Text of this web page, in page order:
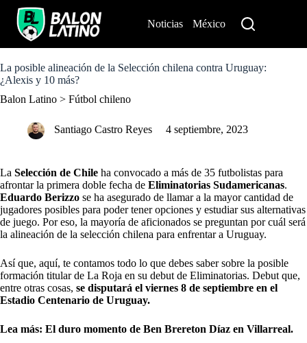
o
c
n
Noticias México
La posible alineación de la Selección chilena contra Uruguay:
¿Alexis y 10 más?
Balon Latino > Fútbol chileno
Santiago Castro Reyes 4 septiembre, 2023
La Selección de Chile ha convocado a más de 35 futbolistas para
afrontar la primera doble fecha de Eliminatorias Sudamericanas.
Eduardo Berizzo se ha asegurado de llamar a la mayor cantidad de
jugadores posibles para poder tener opciones y estudiar sus alternativas
de juego. Por eso, la mayoría de aficionados se preguntan por cuál será
la alineación de la selección chilena para enfrentar a Uruguay.
Así que, aquí, te contamos todo lo que debes saber sobre la posible
formación titular de La Roja en su debut de Eliminatorias. Debut que,
entre otras cosas, se disputará el viernes 8 de septiembre en el
Estadio Centenario de Uruguay.
Lea más: El duro momento de Ben Brereton Díaz en Villarreal.